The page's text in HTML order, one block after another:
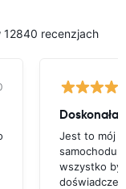
12840 recenzjach
Doskonała
Jest to mój
samochodu
wszystko